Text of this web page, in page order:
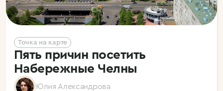
Точка на карте
Пять причин посетить
Набережные Челны
Юлия Александрова